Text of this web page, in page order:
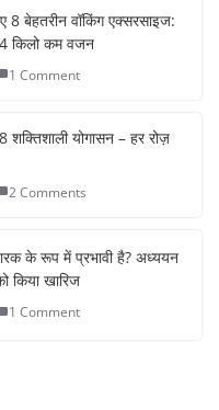
बेहतरीन वॉकिंग एक्सरसाइज:
किलो कम वजन
1 Comment
योगासन – हर रोज़
2 Comments
के रूप में प्रभावी है? अध्ययन
किया खारिज
1 Comment